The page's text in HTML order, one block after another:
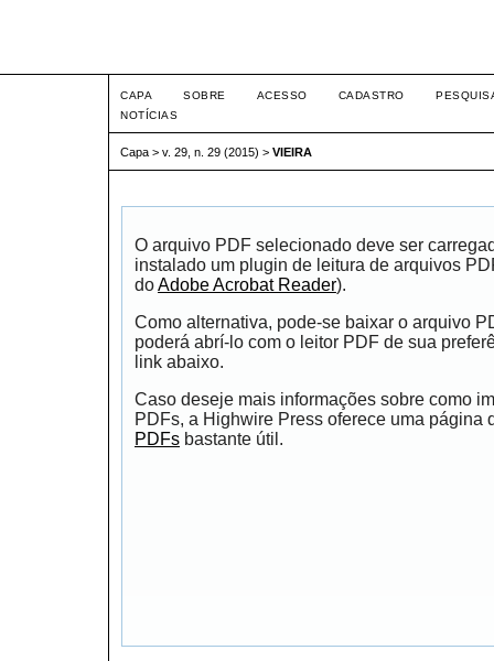
CAPA SOBRE ACESSO CADASTRO
NOTÍCIAS
Capa > v. 29, n. 29 (2015) > VIEIRA
O arquivo PDF selecionado deve ser
instalado um plugin de leitura de arquivos
doAdobe Acrobat Reader).
Como alternativa, pode-se baixar o arquivo
poderá abrí-lo com o leitor PDF de sua
link abaixo.
Caso deseje mais informações sobre como
PDFs, a Highwire Press oferece uma página
PDFs bastante útil.